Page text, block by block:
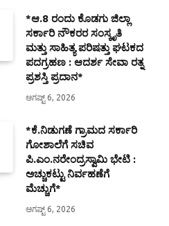
*ಆ.8 ರಂದು ಕೊಡಗು ಜಿಲ್ಲಾ
ಸರ್ಕಾರಿ ನೌಕರರ ಸಂಸ್ಕೃತಿ
ಮತ್ತು ಸಾಹಿತ್ಯ ಪರಿಷತ್ತು ಘಟಕದ
ಪದಗ್ರಹಣ : ಆದರ್ಶ ಸೇವಾ ರತ್ನ
ಪ್ರಶಸ್ತಿ ಪ್ರದಾನ*
ಆಗಷ್ಟ್ 6, 2026
*ಕೆ.ನಿಡುಗಣೆ ಗ್ರಾಮದ ಸರ್ಕಾರಿ
ಗೋಶಾಲೆಗೆ ಸಚಿವ
ಪಿ.ಎಂ.ನರೇಂದ್ರಸ್ವಾಮಿ ಭೇಟಿ :
ಅಚ್ಚುಕಟ್ಟು ನಿರ್ವಹಣೆಗೆ
ಮೆಚ್ಚುಗೆ*
ಆಗಷ್ಟ್ 6, 2026